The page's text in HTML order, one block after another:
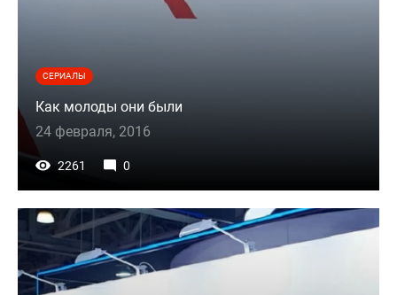
СЕРИАЛЫ
Как молоды они были
24 февраля, 2016
2261 0